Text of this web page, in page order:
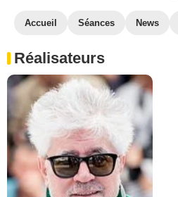
Accueil Séances News
Réalisateurs